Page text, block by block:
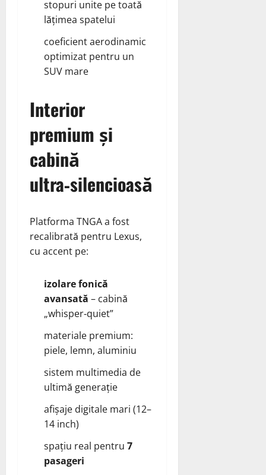
stopuri unite pe toată
lățimea spatelui
coeficient aerodinamic
optimizat pentru un
SUV mare
Interior
premium și
cabină
ultra‑silencioasă
Platforma TNGA a fost
recalibrată pentru Lexus,
cu accent pe:
izolare fonică
avansată – cabină
„whisper‑quiet”
materiale premium:
piele, lemn, aluminiu
sistem multimedia de
ultimă generație
afișaje digitale mari (12–
14 inch)
spațiu real pentru 7
pasageri